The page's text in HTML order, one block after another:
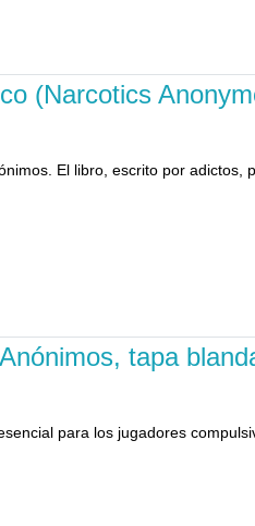
(Narcotics
El libro, escrito por
tapa
para los jugadores